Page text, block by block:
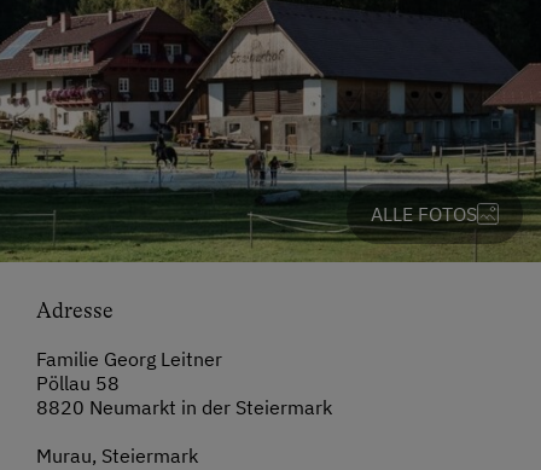
ALLE FOTOS
Adresse
Familie Georg Leitner
Pöllau 58
8820 Neumarkt in der Steiermark
Murau, Steiermark